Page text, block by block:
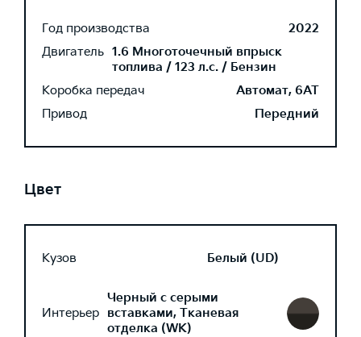
Год производства
2022
Двигатель 1.6 Многоточечный впрыск
топлива / 123 л.с. / Бензин
Коробка передач
Автомат, 6AT
Привод
Передний
Цвет
Кузов Белый (UD)
Интерьер
Черный с серыми
вставками, Тканевая
отделка (WK)